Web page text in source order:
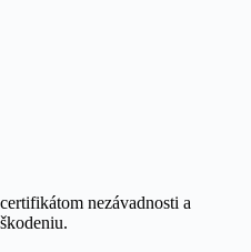
nezávadnosti a